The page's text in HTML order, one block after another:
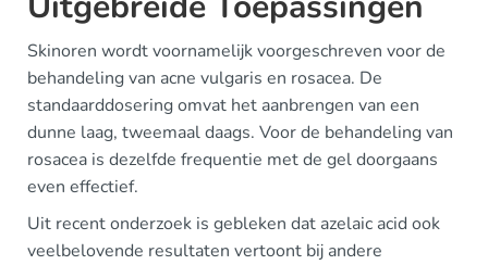
Skinoren wordt voornamelijk voorgeschreven voor de
behandeling van acne vulgaris en rosacea. De
standaarddosering omvat het aanbrengen van een
dunne laag, tweemaal daags. Voor de behandeling van
rosacea is dezelfde frequentie met de gel doorgaans
even effectief.
Uit recent onderzoek is gebleken dat azelaic acid ook
veelbelovende resultaten vertoont bij andere